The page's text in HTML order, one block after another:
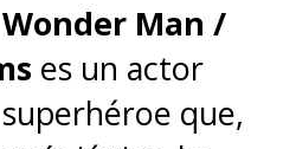
Wonder Man /
es un actor
que,